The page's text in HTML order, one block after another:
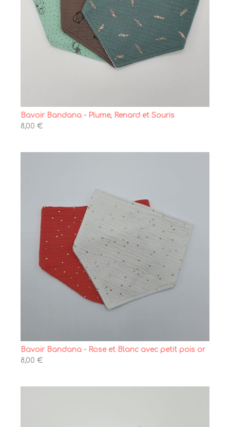
Bavoir Bandana - Plume, Renard et Souris
8,00 €
Bavoir Bandana - Rose et Blanc avec petit pois or
8,00 €